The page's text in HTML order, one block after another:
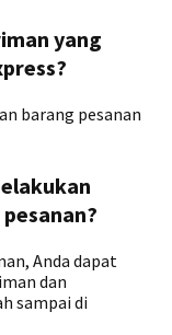
yang
barang pesanan
Anda dapat
dan
sampai di